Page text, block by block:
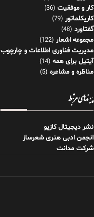
کار و موفقیت (36)
کاریکلماتور (79)
گفتاورد (48)
مجموعه اشعار (122)
مدیریت فناوری اطلاعات و چارچوب ITIL
آیتیل برای همه (14)
مناظره و مشاعره (5)
پیوندهای مرتبط
نشر دیجیتال کازیو
انجمن ادبی هنری شعرساز
شرکت مدانت